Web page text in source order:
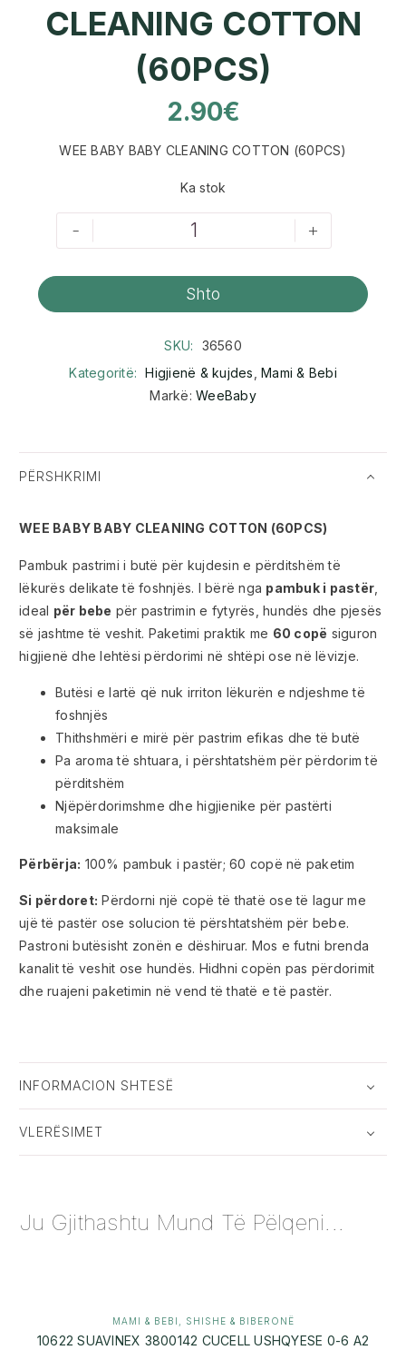
CLEANING COTTON
(60PCS)
2.90€
WEE BABY BABY CLEANING COTTON (60PCS)
Ka stok
- +
Shto
SKU:
36560
Kategoritë:
Higjienë & kujdes Mami & Bebi
Markë: WeeBaby
PËRSHKRIMI
WEE BABY BABY CLEANING COTTON (60PCS)
Pambuk pastrimi i butë për kujdesin e përditshëm të
lëkurës delikate të foshnjës. I bërë nga pambuk i pastër
ideal për bebe për pastrimin e fytyrës, hundës dhe pjesës
së jashtme të veshit. Paketimi praktik me 60 copë siguron
higjienë dhe lehtësi përdorimi në shtëpi ose në lëvizje.
Butësi e lartë që nuk irriton lëkurën e ndjeshme të
foshnjës
Thithshmëri e mirë për pastrim efikas dhe të butë
Pa aroma të shtuara, i përshtatshëm për përdorim të
përditshëm
Njëpërdorimshme dhe higjienike për pastërti
maksimale
Përbërja: 100% pambuk i pastër; 60 copë në paketim
Si përdoret: Përdorni një copë të thatë ose të lagur me
ujë të pastër ose solucion të përshtatshëm për bebe.
Pastroni butësisht zonën e dëshiruar. Mos e futni brenda
kanalit të veshit ose hundës. Hidhni copën pas përdorimit
dhe ruajeni paketimin në vend të thatë e të pastër.
INFORMACION SHTESË
VLERËSIMET
Ju Gjithashtu Mund Të Pëlqeni...
MAMI & BEBI SHISHE & BIBERONË
10622 SUAVINEX 3800142 CUCELL USHQYESE 0-6 A2